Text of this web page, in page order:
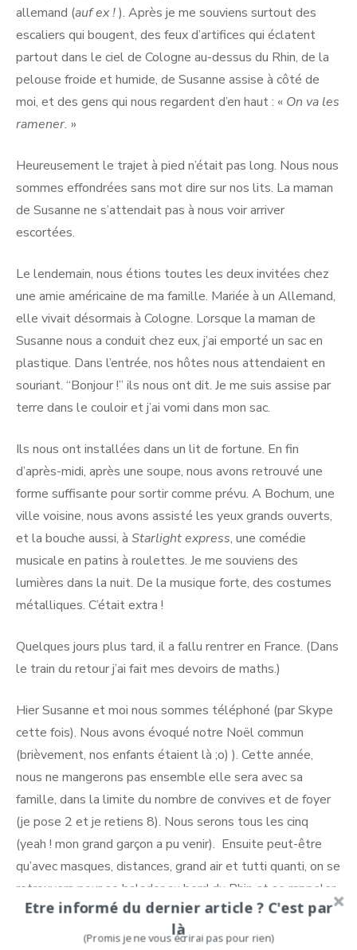
allemand (auf ex !). Après je me souviens surtout des
escaliers qui bougent, des feux d’artifices qui éclatent
partout dans le ciel de Cologne au-dessus du Rhin, de la
pelouse froide et humide, de Susanne assise à côté de
moi, et des gens qui nous regardent d’en haut : « On va les
ramener. »
Heureusement le trajet à pied n’était pas long. Nous nous
sommes effondrées sans mot dire sur nos lits. La maman
de Susanne ne s’attendait pas à nous voir arriver
escortées.
Le lendemain, nous étions toutes les deux invitées chez
une amie américaine de ma famille. Mariée à un Allemand,
elle vivait désormais à Cologne. Lorsque la maman de
Susanne nous a conduit chez eux, j’ai emporté un sac en
plastique. Dans l’entrée, nos hôtes nous attendaient en
souriant. “Bonjour !” ils nous ont dit. Je me suis assise par
terre dans le couloir et j’ai vomi dans mon sac.
Ils nous ont installées dans un lit de fortune. En fin
d’après-midi, après une soupe, nous avons retrouvé une
forme suffisante pour sortir comme prévu. A Bochum, une
ville voisine, nous avons assisté les yeux grands ouverts,
et la bouche aussi, à Starlight express, une comédie
musicale en patins à roulettes. Je me souviens des
lumières dans la nuit. De la musique forte, des costumes
métalliques. C’était extra !
Quelques jours plus tard, il a fallu rentrer en France. (Dans
le train du retour j’ai fait mes devoirs de maths.)
Hier Susanne et moi nous sommes téléphoné (par Skype
cette fois). Nous avons évoqué notre Noël commun
(brièvement, nos enfants étaient là ;o) ). Cette année,
nous ne mangerons pas ensemble elle sera avec sa
famille, dans la limite du nombre de convives et de foyer
(je pose 2 et je retiens 8). Nous serons tous les cinq
(yeah ! mon grand garçon a pu venir). Ensuite peut-être
qu’avec masques, distances, grand air et tutti quanti, on se
retrouvera pour se balader au bord du Rhin et se rappeler
le bon goût de l’amitié en direct.
Etre informé du dernier article ? C'est par
là
(Promis je ne vous écrirai pas pour rien)